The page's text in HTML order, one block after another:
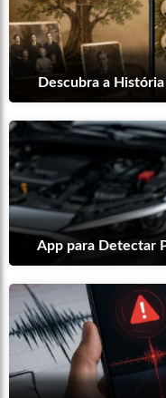
Descubra a
App para Detectar